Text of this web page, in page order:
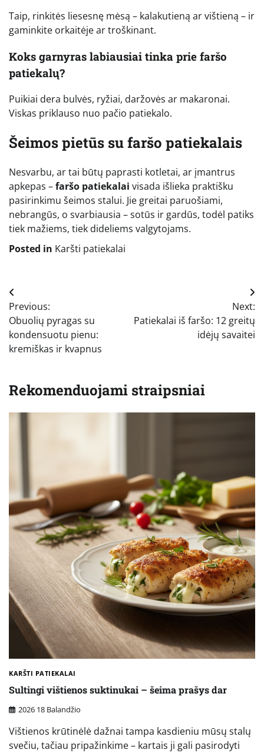
Taip, rinkitės liesesnę mėsą – kalakutieną ar vištieną – ir
gaminkite orkaitėje ar troškinant.
Koks garnyras labiausiai tinka prie faršo
patiekalų?
Puikiai dera bulvės, ryžiai, daržovės ar makaronai.
Viskas priklauso nuo pačio patiekalo.
Šeimos pietūs su faršo patiekalais
Nesvarbu, ar tai būtų paprasti kotletai, ar įmantrus
apkepas –faršo patiekalai visada išlieka praktišku
pasirinkimu šeimos stalui. Jie greitai paruošiami,
nebrangūs, o svarbiausia – sotūs ir gardūs, todėl patiks
tiek mažiems, tiek dideliems valgytojams.
Posted in Karšti patiekalai
Navigacija
tarp
įrašų
Previous:
Obuolių pyragas su
kondensuotu pienu:
kremiškas ir kvapnus
Next:
Patiekalai iš faršo: 12 greitų
idėjų savaitei
Rekomenduojami straipsniai
KARŠTI PATIEKALAI
Sultingi vištienos suktinukai – šeima prašys dar
2026 18 Balandžio
Vištienos krūtinėlė dažnai tampa kasdieniu mūsų stalų
svečiu, tačiau pripažinkime – kartais ji gali pasirodyti